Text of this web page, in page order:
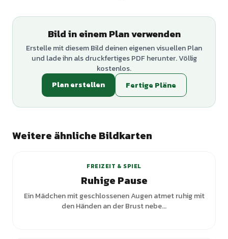
Bild in einem Plan verwenden
Erstelle mit diesem Bild deinen eigenen visuellen Plan
und lade ihn als druckfertiges PDF herunter. Völlig
kostenlos.
Plan erstellen
Fertige Pläne
Weitere ähnliche Bildkarten
FREIZEIT & SPIEL
Ruhige Pause
Ein Mädchen mit geschlossenen Augen atmet ruhig mit
den Händen an der Brust nebe...